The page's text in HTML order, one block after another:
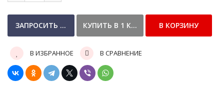
В ИЗБРАННОЕ В СРАВНЕНИЕ